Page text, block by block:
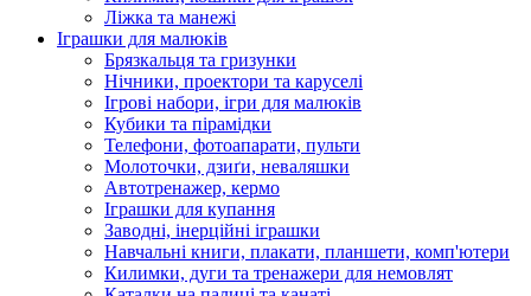
Ліжка та манежі
Іграшки для малюків
Брязкальця та гризунки
Нічники, проектори та каруселі
Ігрові набори, ігри для малюків
Кубики та пірамідки
Телефони, фотоапарати, пульти
Молоточки, дзиґи, неваляшки
Автотренажер, кермо
Іграшки для купання
Заводні, інерційні іграшки
Навчальні книги, плакати, планшети, комп'ютери
Килимки, дуги та тренажери для немовлят